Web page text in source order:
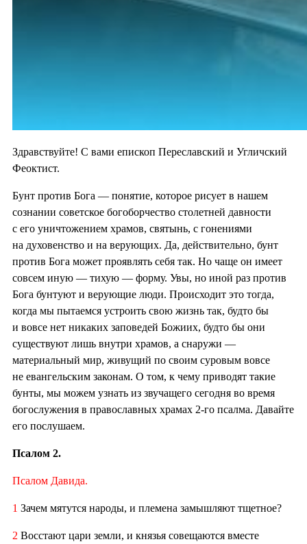
Здравствуйте! С вами епископ Переславский и Угличский
Феоктист.
Бунт против Бога — понятие, которое рисует в нашем
сознании советское богоборчество столетней давности
с его уничтожением храмов, святынь, с гонениями
на духовенство и на верующих. Да, действительно, бунт
против Бога может проявлять себя так. Но чаще он имеет
совсем иную — тихую — форму. Увы, но иной раз против
Бога бунтуют и верующие люди. Происходит это тогда,
когда мы пытаемся устроить свою жизнь так, будто бы
и вовсе нет никаких заповедей Божиих, будто бы они
существуют лишь внутри храмов, а снаружи —
материальный мир, живущий по своим суровым вовсе
не евангельским законам. О том, к чему приводят такие
бунты, мы можем узнать из звучащего сегодня во время
богослужения в православных храмах 2-го псалма. Давайте
его послушаем.
Псалом 2.
Псалом Давида.
1 Зачем мятутся народы, и племена замышляют тщетное?
2 Восстают цари земли, и князья совещаются вместе